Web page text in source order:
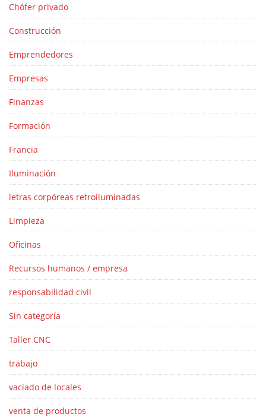
Chófer privado
Construcción
Emprendedores
Empresas
Finanzas
Formación
Francia
Iluminación
letras corpóreas retroiluminadas
Limpieza
Oficinas
Recursos humanos / empresa
responsabilidad civil
Sin categoría
Taller CNC
trabajo
vaciado de locales
venta de productos